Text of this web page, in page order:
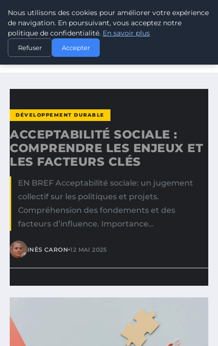
CLIMATE GUARDIAN
ACCUEIL
DÉVELOPPEMENT DURABLE
ACCEPTABILITÉ SOCIALE : COMPRENDRE LES ENJEUX ET
DÉVELOPPEMENT DURABLE
ACCEPTABILITÉ SOCIALE :
COMPRENDRE LES ENJEUX ET
LES FACTEURS CLÉS
EN BREF Acceptabilité sociale: un jugement
collectif sur les politiques et projets.
Compréhension des fondements et des
facteurs d’influence. Importance…
INÈS CARON•12 MAI 2025
Nous utilisons des cookies pour améliorer votre expérience
de navigation. En poursuivant, vous acceptez notre
politique de confidentialité. En savoir plus
Refuser Accepter